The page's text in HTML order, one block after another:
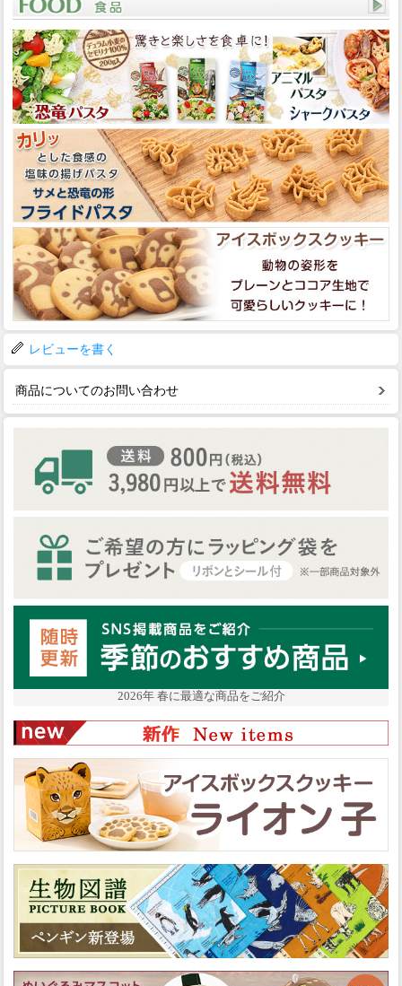
レビューを書く
商品についてのお問い合わせ